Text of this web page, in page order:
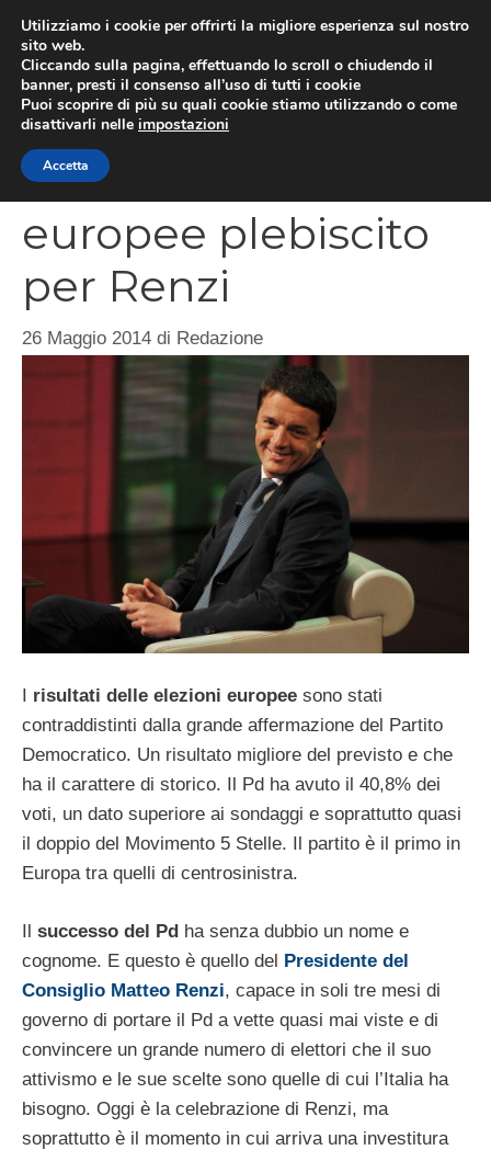
contenuto
Alle elezioni
europee plebiscito
per Renzi
26 Maggio 2014 di Redazione
I risultati delle elezioni europee sono stati
contraddistinti dalla grande affermazione del Partito
Democratico. Un risultato migliore del previsto e che
ha il carattere di storico. Il Pd ha avuto il 40,8% dei
voti, un dato superiore ai sondaggi e soprattutto quasi
il doppio del Movimento 5 Stelle. Il partito è il primo in
Europa tra quelli di centrosinistra.
Il successo del Pd ha senza dubbio un nome e
cognome. E questo è quello del Presidente del
Consiglio Matteo Renzi, capace in soli tre mesi di
governo di portare il Pd a vette quasi mai viste e di
convincere un grande numero di elettori che il suo
attivismo e le sue scelte sono quelle di cui l’Italia ha
bisogno. Oggi è la celebrazione di Renzi, ma
soprattutto è il momento in cui arriva una investitura
Utilizziamo i cookie per offrirti la migliore esperienza sul nostro
sito web.
Cliccando sulla pagina, effettuando lo scroll o chiudendo il
banner, presti il consenso all’uso di tutti i cookie
Puoi scoprire di più su quali cookie stiamo utilizzando o come
disattivarli nelle impostazioni
Accetta